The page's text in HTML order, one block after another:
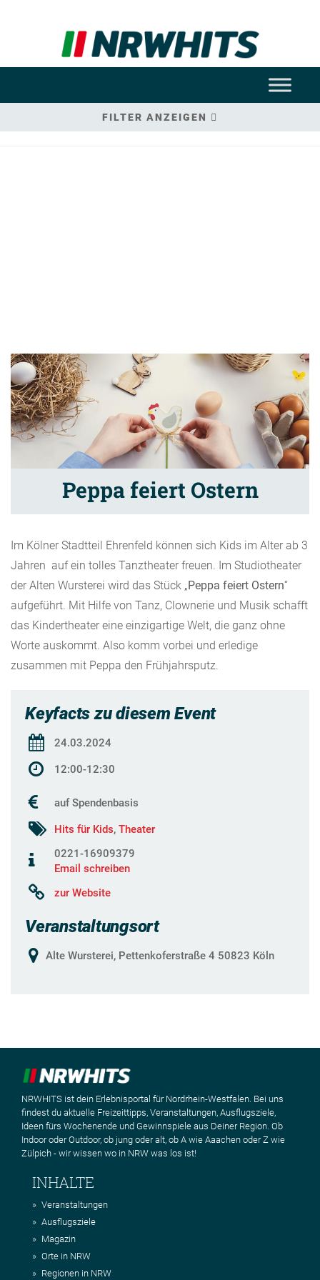
FILTER ANZEIGEN
Peppa feiert Ostern
Im Kölner Stadtteil Ehrenfeld können sich Kids im Alter ab 3
Jahren auf ein tolles Tanztheater freuen. Im Studiotheater
der Alten Wursterei wird das Stück „Peppa feiert Ostern“
aufgeführt. Mit Hilfe von Tanz, Clownerie und Musik schafft
das Kindertheater eine einzigartige Welt, die ganz ohne
Worte auskommt. Also komm vorbei und erledige
zusammen mit Peppa den Frühjahrsputz.
Keyfacts zu diesem Event
24.03.2024
12:00-12:30
auf Spendenbasis
Hits für Kids, Theater
0221-16909379
Email schreiben
zur Website
Veranstaltungsort
Alte Wursterei, Pettenkoferstraße 4 50823 Köln
NRWHITS ist dein Erlebnisportal für Nordrhein-Westfalen. Bei uns
findest du aktuelle Freizeittipps, Veranstaltungen, Ausflugsziele,
Ideen fürs Wochenende und Gewinnspiele aus Deiner Region. Ob
Indoor oder Outdoor, ob jung oder alt, ob A wie Aaachen oder Z wie
Zülpich - wir wissen wo in NRW was los ist!
INHALTE
Veranstaltungen
Ausflugsziele
Magazin
Orte in NRW
Regionen in NRW